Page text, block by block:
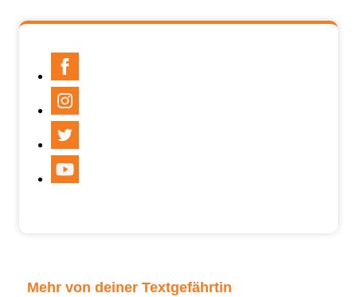
Mehr von deiner Textgefährtin